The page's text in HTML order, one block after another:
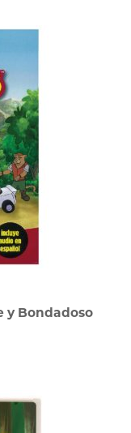
y Bondadoso